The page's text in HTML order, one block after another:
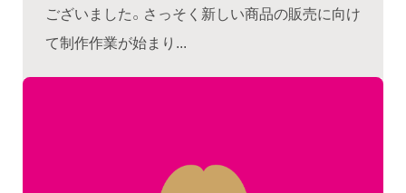
ございました。さっそく新しい商品の販売に向け
て制作作業が始まり...